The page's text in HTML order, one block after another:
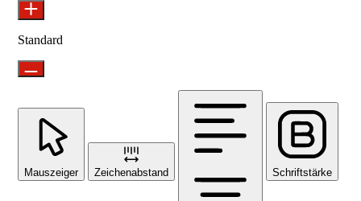
Standard
Mauszeiger Zeichenabstand Schriftstärke